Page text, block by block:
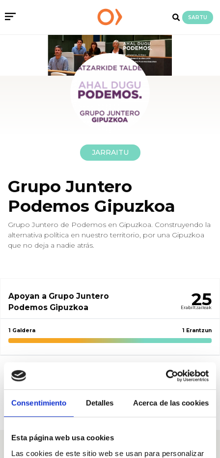
Consentimiento Detalles Acerca de las cookies
Esta página web usa cookies
Las cookies de este sitio web se usan para personalizar
SARTU
JARRAITU
Grupo Juntero
Podemos Gipuzkoa
Grupo Juntero de Podemos en Gipuzkoa. Construyendo la
alternativa política en nuestro territorio, por una Gipuzkoa
que no deja a nadie atrás.
Apoyan a Grupo Juntero
Podemos Gipuzkoa
25
Erabiltzaileak
1 Galdera 1 Erantzun
Pregunta a Grupo Juntero
Podemos Gipuzkoa
Beharrezko babesak: 5
Galdeituidazu